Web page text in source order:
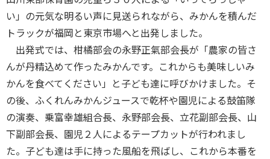
い」の元気な明るい声に見送られながら、みかんを積んだ
トラックが福岡と東京市場へと出発しました。
出発式では、柑橘部会の永野正氣部会長が「農家の皆さ
んが丹精込めて作ったみかんです。これからも美味しいみ
かんを食べてください」と子ども達に呼びかけました。そ
の後、ふくれんみかんジュースで乾杯や園児による鼓笛隊
の演奏、乗富幸雄組合長、永野部会長、立花副部会長、山
下副部会長、園児２人によるテープカットが行われまし
た。子ども達は手に持った風船を飛ばし、これから本番を